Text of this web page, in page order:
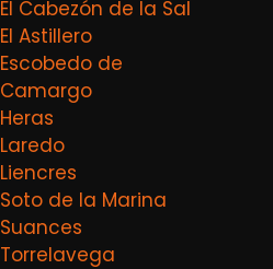
El Cabezón de la Sal
El Astillero
Escobedo de
Camargo
Heras
Laredo
Liencres
Soto de la Marina
Suances
Torrelavega